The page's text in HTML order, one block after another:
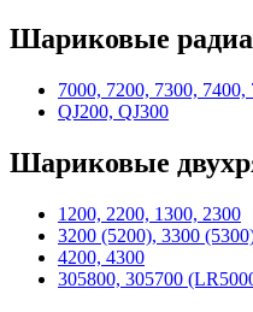
Шариковые
7000, 7200, 7300, 7400,
QJ200, QJ300
Шариковые
1200, 2200, 1300, 2300
3200 (5200), 3300
4200, 4300
305800, 305700